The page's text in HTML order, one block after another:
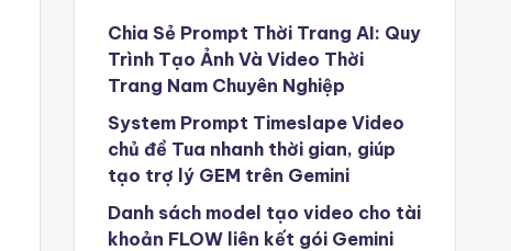
Chia Sẻ Prompt Thời Trang AI: Quy
Trình Tạo Ảnh Và Video Thời
Trang Nam Chuyên Nghiệp
System Prompt Timeslape Video
chủ đề Tua nhanh thời gian, giúp
tạo trợ lý GEM trên Gemini
Danh sách model tạo video cho tài
khoản FLOW liên kết gói Gemini